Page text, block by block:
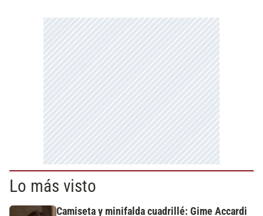
Lo más visto
Camiseta y minifalda cuadrillé: Gime Accardi